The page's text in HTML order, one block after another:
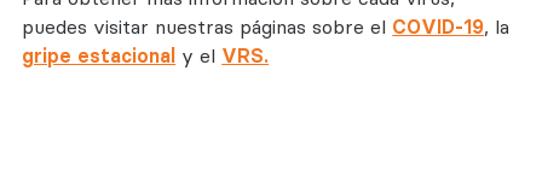
puedes visitar nuestras páginas sobre el COVID-19, la
gripe estacional y el VRS.